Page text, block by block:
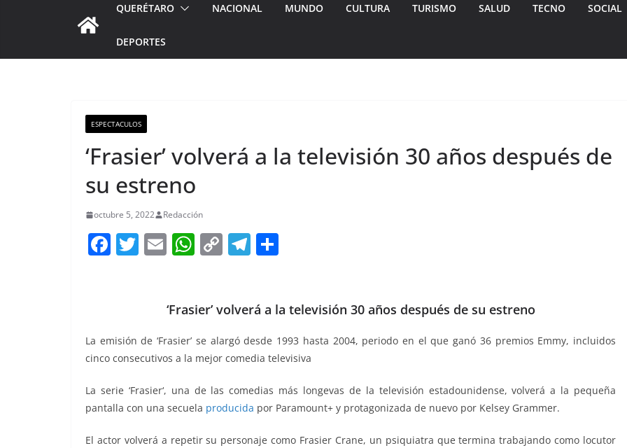
QUERÉTARO NACIONAL MUNDO CULTURA TURISMO SALUD TECNO SOCIAL
DEPORTES
ESPECTACULOS
‘Frasier’ volverá a la televisión 30 años después de
su estreno
octubre 5, 2022 Redacción
F
b
o
o
k
T E
l
W
s
A
p
p
C
y
Li
n
T
gr
a
m
e
‘Frasier’ volverá a la televisión 30 años después de su estreno
La emisión de ‘Frasier’ se alargó desde 1993 hasta 2004, periodo en el que ganó 36 premios Emmy, incluidos
cinco consecutivos a la mejor comedia televisiva
La serie ‘Frasier‘, una de las comedias más longevas de la televisión estadounidense, volverá a la pequeña
pantalla con una secuela producida por Paramount+ y protagonizada de nuevo por Kelsey Grammer.
El actor volverá a repetir su personaje como Frasier Crane, un psiquiatra que termina trabajando como locutor